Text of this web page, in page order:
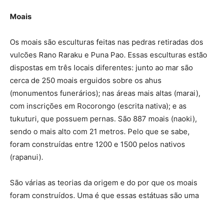
Moais
Os moais são esculturas feitas nas pedras retiradas dos
vulcões Rano Raraku e Puna Pao. Essas esculturas estão
dispostas em três locais diferentes: junto ao mar são
cerca de 250 moais erguidos sobre os ahus
(monumentos funerários); nas áreas mais altas (marai),
com inscrições em Rocorongo (escrita nativa); e as
tukuturi, que possuem pernas. São 887 moais (naoki),
sendo o mais alto com 21 metros. Pelo que se sabe,
foram construídas entre 1200 e 1500 pelos nativos
(rapanui).
São várias as teorias da origem e do por que os moais
foram construídos. Uma é que essas estátuas são uma